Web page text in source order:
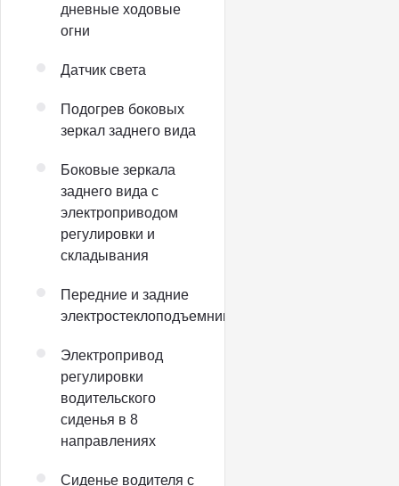
дневные ходовые
огни
Датчик света
Подогрев боковых
зеркал заднего вида
Боковые зеркала
заднего вида с
электроприводом
регулировки и
складывания
Передние и задние
электростеклоподъемники
Электропривод
регулировки
водительского
сиденья в 8
направлениях
Сиденье водителя с